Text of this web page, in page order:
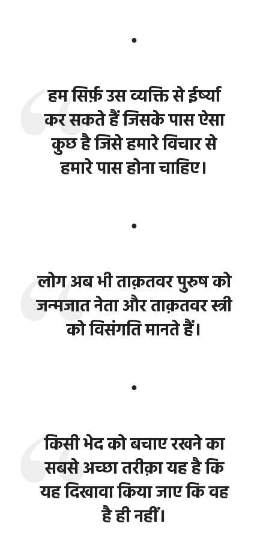
●
हम सिर्फ़ उस व्यक्ति से ईर्ष्या
कर सकते हैं जिसके पास ऐसा
कुछ है जिसे हमारे विचार से
हमारे पास होना चाहिए।
●
लोग अब भी ताक़तवर पुरुष को
जन्मजात नेता और ताक़तवर स्त्री
को विसंगति मानते हैं।
●
किसी भेद को बचाए रखने का
सबसे अच्छा तरीक़ा यह है कि
यह दिखावा किया जाए कि वह
है ही नहीं।